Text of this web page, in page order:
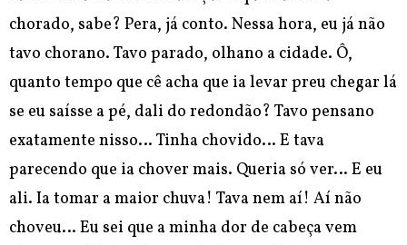
chorado, sabe? Pera, já conto. Nessa hora, eu já não
tavo chorano. Tavo parado, olhano a cidade. Ô,
quanto tempo que cê acha que ia levar preu chegar lá
se eu saísse a pé, dali do redondão? Tavo pensano
exatamente nisso… Tinha chovido… E tava
parecendo que ia chover mais. Queria só ver… E eu
ali. Ia tomar a maior chuva! Tava nem aí! Aí não
choveu… Eu sei que a minha dor de cabeça vem